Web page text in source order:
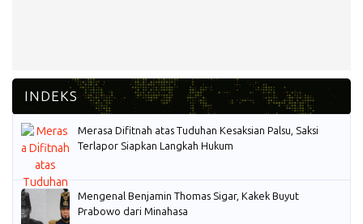
Merasa Difitnah atas Tuduhan Kesaksian Palsu, Saksi
Terlapor Siapkan Langkah Hukum
Mengenal Benjamin Thomas Sigar, Kakek Buyut
Prabowo dari Minahasa